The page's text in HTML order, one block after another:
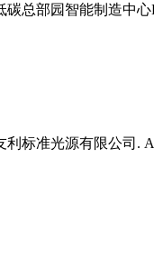
碳总部园智能制造中心
利标准光源有限公司.